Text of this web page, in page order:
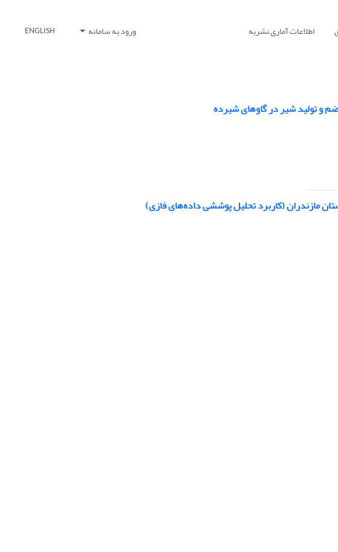
اطلاعات آماری نشریه ورود به سامانه ENGLISH
و تولید شیر در گاوهای شیرده
مازندران (کاربرد تحلیل پوششی داده‌های فازی)